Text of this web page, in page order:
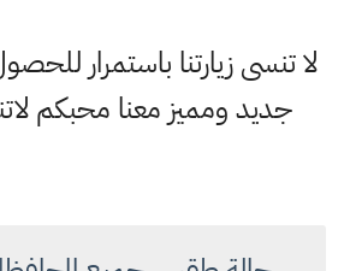
لا تنسى زيارتنا باستمرار
جديد ومميز معنا محبكم